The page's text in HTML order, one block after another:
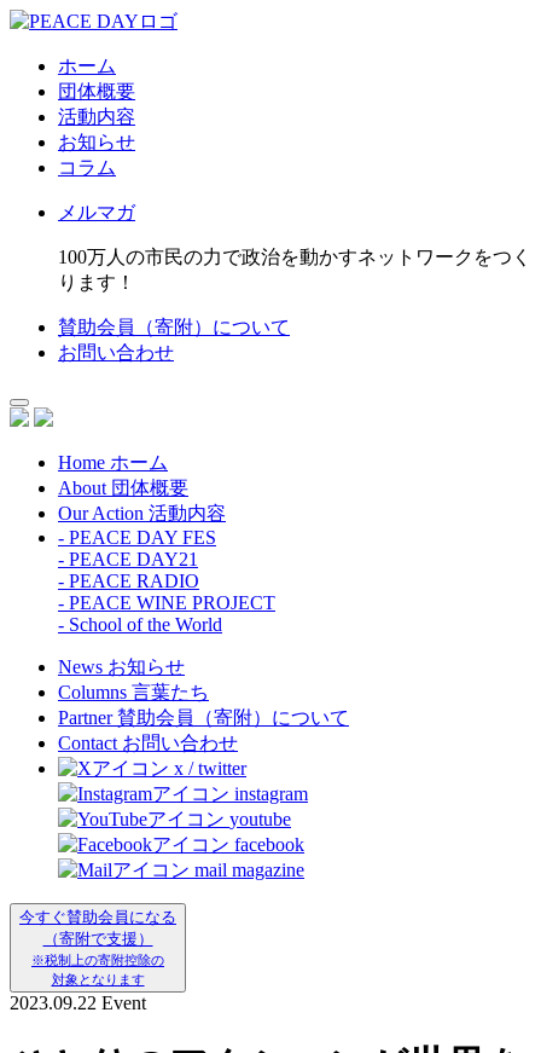
ホーム
団体概要
活動内容
お知らせ
コラム
メルマガ
100万人の市民の力で政治を動かすネットワークをつく
ります！
賛助会員（寄附）について
お問い合わせ
Home ホーム
About 団体概要
Our Action 活動内容
- PEACE DAY FES
- PEACE DAY21
- PEACE RADIO
- PEACE WINE PROJECT
- School of the World
News お知らせ
Columns 言葉たち
Partner 賛助会員（寄附）について
Contact お問い合わせ
x / twitter
instagram
youtube
facebook
mail magazine
今すぐ賛助会員になる
（寄附で支援）
※税制上の寄附控除の
対象となります
2023.09.22 Event